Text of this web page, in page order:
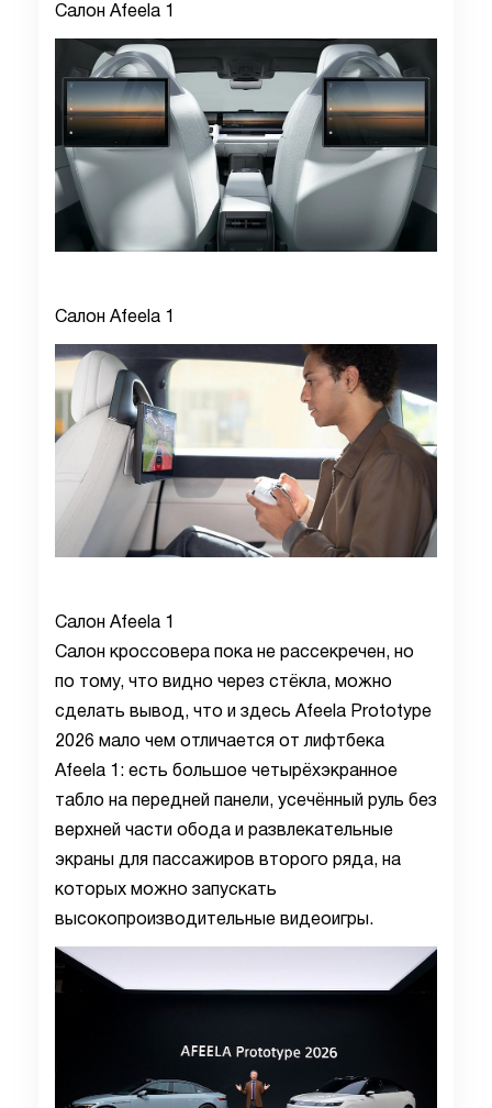
Салон Afeela 1
Салон Afeela 1
Салон Afeela 1
Салон кроссовера пока не рассекречен, но
по тому, что видно через стёкла, можно
сделать вывод, что и здесь Afeela Prototype
2026 мало чем отличается от лифтбека
Afeela 1: есть большое четырёхэкранное
табло на передней панели, усечённый руль без
верхней части обода и развлекательные
экраны для пассажиров второго ряда, на
которых можно запускать
высокопроизводительные видеоигры.